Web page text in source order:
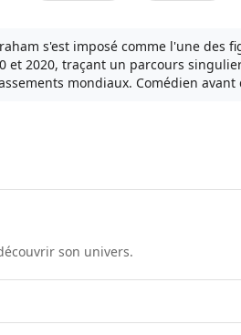
s'est imposé comme l'une
et 2020, traçant un parcours
mondiaux. Comédien
son univers.